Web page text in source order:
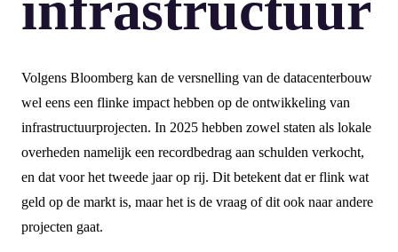
Volgens Bloomberg kan de versnelling van de datacenterbouw
wel eens een flinke impact hebben op de ontwikkeling van
infrastructuurprojecten. In 2025 hebben zowel staten als lokale
overheden namelijk een recordbedrag aan schulden verkocht,
en dat voor het tweede jaar op rij. Dit betekent dat er flink wat
geld op de markt is, maar het is de vraag of dit ook naar andere
projecten gaat.